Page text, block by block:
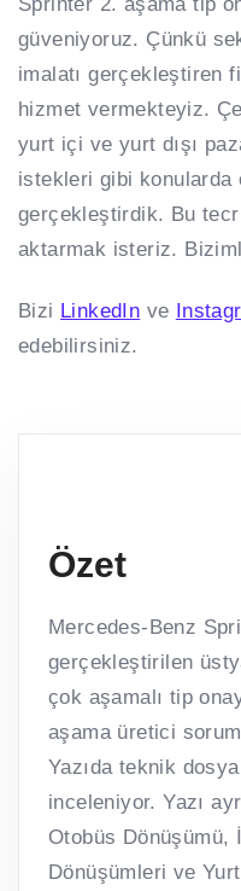
güveniyoruz. Çünkü
imalatı gerçekleştiren
hizmet vermekteyiz.
yurt içi ve yurt dışı
istekleri gibi konularda
gerçekleştirdik. Bu
aktarmak isteriz.
Bizi LinkedIn ve
edebilirsiniz.
Özet
Mercedes-Benz
gerçekleştirilen
çok aşamalı tip
aşama üretici
Yazıda teknik
inceleniyor. Yazı
Otobüs Dönüşümü,
Dönüşümleri ve